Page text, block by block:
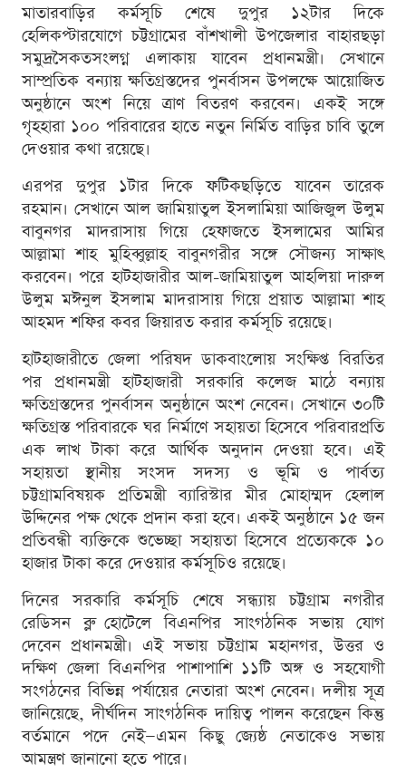
মাতারবাড়ির কর্মসূচি শেষে দুপুর ১২টার দিকে
হেলিকপ্টারযোগে চট্টগ্রামের বাঁশখালী উপজেলার বাহারছড়া
সমুদ্রসৈকতসংলগ্ন এলাকায় যাবেন প্রধানমন্ত্রী। সেখানে
সাম্প্রতিক বন্যায় ক্ষতিগ্রস্তদের পুনর্বাসন উপলক্ষে আয়োজিত
অনুষ্ঠানে অংশ নিয়ে ত্রাণ বিতরণ করবেন। একই সঙ্গে
গৃহহারা ১০০ পরিবারের হাতে নতুন নির্মিত বাড়ির চাবি তুলে
দেওয়ার কথা রয়েছে।
এরপর দুপুর ১টার দিকে ফটিকছড়িতে যাবেন তারেক
রহমান। সেখানে আল জামিয়াতুল ইসলামিয়া আজিজুল উলুম
বাবুনগর মাদরাসায় গিয়ে হেফাজতে ইসলামের আমির
আল্লামা শাহ মুহিব্বুল্লাহ বাবুনগরীর সঙ্গে সৌজন্য সাক্ষাৎ
করবেন। পরে হাটহাজারীর আল-জামিয়াতুল আহলিয়া দারুল
উলুম মঈনুল ইসলাম মাদরাসায় গিয়ে প্রয়াত আল্লামা শাহ
আহমদ শফির কবর জিয়ারত করার কর্মসূচি রয়েছে।
হাটহাজারীতে জেলা পরিষদ ডাকবাংলোয় সংক্ষিপ্ত বিরতির
পর প্রধানমন্ত্রী হাটহাজারী সরকারি কলেজ মাঠে বন্যায়
ক্ষতিগ্রস্তদের পুনর্বাসন অনুষ্ঠানে অংশ নেবেন। সেখানে ৩০টি
ক্ষতিগ্রস্ত পরিবারকে ঘর নির্মাণে সহায়তা হিসেবে পরিবারপ্রতি
এক লাখ টাকা করে আর্থিক অনুদান দেওয়া হবে। এই
সহায়তা স্থানীয় সংসদ সদস্য ও ভূমি ও পার্বত্য
চট্টগ্রামবিষয়ক প্রতিমন্ত্রী ব্যারিস্টার মীর মোহাম্মদ হেলাল
উদ্দিনের পক্ষ থেকে প্রদান করা হবে। একই অনুষ্ঠানে ১৫ জন
প্রতিবন্ধী ব্যক্তিকে শুভেচ্ছা সহায়তা হিসেবে প্রত্যেককে ১০
হাজার টাকা করে দেওয়ার কর্মসূচিও রয়েছে।
দিনের সরকারি কর্মসূচি শেষে সন্ধ্যায় চট্টগ্রাম নগরীর
রেডিসন ব্লু হোটেলে বিএনপির সাংগঠনিক সভায় যোগ
দেবেন প্রধানমন্ত্রী। এই সভায় চট্টগ্রাম মহানগর, উত্তর ও
দক্ষিণ জেলা বিএনপির পাশাপাশি ১১টি অঙ্গ ও সহযোগী
সংগঠনের বিভিন্ন পর্যায়ের নেতারা অংশ নেবেন। দলীয় সূত্র
জানিয়েছে, দীর্ঘদিন সাংগঠনিক দায়িত্ব পালন করেছেন কিন্তু
বর্তমানে পদে নেই—এমন কিছু জ্যেষ্ঠ নেতাকেও সভায়
আমন্ত্রণ জানানো হতে পারে।